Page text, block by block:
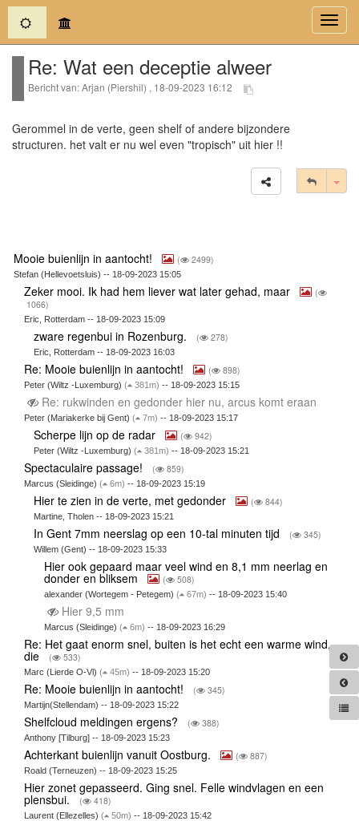
(current)
Re: Wat een deceptie alweer
Bericht van: Arjan (Piershil) , 18-09-2023 16:12
Gerommel in de verte, geen shelf of andere bijzondere
structuren. het valt er nu wel even "tropisch" uit hier !!
Mooie buienlijn in aantocht! ( 2499)
Stefan (Hellevoetsluis) -- 18-09-2023 15:05
Zeker mooi. Ik had hem liever wat later gehad, maar
(
1066)
Eric, Rotterdam -- 18-09-2023 15:09
zware regenbui in Rozenburg. ( 278)
Eric, Rotterdam -- 18-09-2023 16:03
Re: Mooie buienlijn in aantocht! ( 898)
Peter (Wiltz -Luxemburg) ( 381m) -- 18-09-2023 15:15
Re: rukwinden en gedonder hier nu, arcus komt eraan
Peter (Mariakerke bij Gent) ( 7m) -- 18-09-2023 15:17
Scherpe lijn op de radar ( 942)
Peter (Wiltz -Luxemburg)( 381m) -- 18-09-2023 15:21
Spectaculaire passage! ( 859)
Marcus (Sleidinge) ( 6m) -- 18-09-2023 15:19
Hier te zien in de verte, met gedonder ( 844)
Martine, Tholen -- 18-09-2023 15:21
In Gent 7mm neerslag op een 10-tal minuten tijd ( 345)
Willem (Gent) -- 18-09-2023 15:33
Hier ook gepaard maar veel wind en 8,1 mm neerlag en
donder en bliksem ( 508)
alexander (Wortegem - Petegem) ( 67m) -- 18-09-2023 15:40
Hier 9,5 mm
Marcus (Sleidinge) ( 6m) -- 18-09-2023 16:29
Re: Het gaat enorm snel, buiten is het echt een warme wind,
die ( 533)
Marc (Lierde O-Vl) ( 45m) -- 18-09-2023 15:20
Re: Mooie buienlijn in aantocht! ( 345)
Martijn(Stellendam) -- 18-09-2023 15:22
Shelfcloud meldingen ergens? ( 388)
Anthony [Tilburg] -- 18-09-2023 15:23
Achterkant buienlijn vanuit Oostburg. ( 887)
Roald (Terneuzen) -- 18-09-2023 15:25
Hier zonet gepasseerd. Ging snel. Felle windvlagen en een
plensbui. ( 418)
Laurent (Ellezelles) ( 50m) -- 18-09-2023 15:42